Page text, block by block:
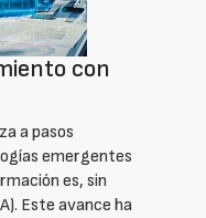
con
a pasos
emergentes
es, sin
Este avance ha